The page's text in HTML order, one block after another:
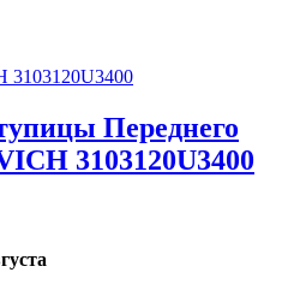
Переднего
3103120U3400